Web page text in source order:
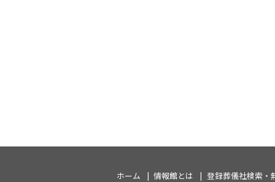
ホーム 情報館とは 登録葬儀社検索・